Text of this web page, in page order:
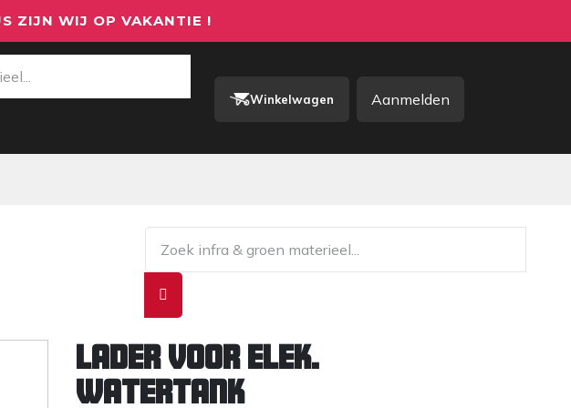
ZIJN WIJ OP VAKANTIE !
Winkelwagen Aanmelden
Lader voor elek.
watertank